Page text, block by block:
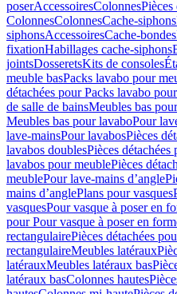
poserAccessoiresColonnesPièces
ColonnesColonnesCache-siphons
siphonsAccessoiresCache-bondes
fixationHabillages cache-siphons
jointsDosseretsKits de consoles
meuble basPacks lavabo pour
détachées pour Packs lavabo
de salle de bainsMeubles bas
Meubles bas pour lavaboPour
lave-mainsPour lavabosPièces
lavabos doublesPièces
lavabos pour meublePièces
meublePour lave-mains d’angle
mains d’anglePlans pour vasques
vasquesPour vasque à poser en
pour Pour vasque à poser en
rectangulairePièces détachées
rectangulaireMeubles latéraux
latérauxMeubles latéraux bas
latéraux basColonnes hautes